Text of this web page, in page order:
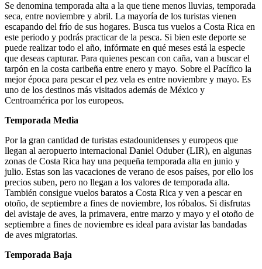
Se denomina temporada alta a la que tiene menos lluvias, temporada
seca, entre noviembre y abril. La mayoría de los turistas vienen
escapando del frío de sus hogares. Busca tus vuelos a Costa Rica en
este periodo y podrás practicar de la pesca. Si bien este deporte se
puede realizar todo el año, infórmate en qué meses está la especie
que deseas capturar. Para quienes pescan con caña, van a buscar el
tarpón en la costa caribeña entre enero y mayo. Sobre el Pacífico la
mejor época para pescar el pez vela es entre noviembre y mayo. Es
uno de los destinos más visitados además de México y
Centroamérica por los europeos.
Temporada Media
Por la gran cantidad de turistas estadounidenses y europeos que
llegan al aeropuerto internacional Daniel Oduber (LIR), en algunas
zonas de Costa Rica hay una pequeña temporada alta en junio y
julio. Estas son las vacaciones de verano de esos países, por ello los
precios suben, pero no llegan a los valores de temporada alta.
También consigue vuelos baratos a Costa Rica y ven a pescar en
otoño, de septiembre a fines de noviembre, los róbalos. Si disfrutas
del avistaje de aves, la primavera, entre marzo y mayo y el otoño de
septiembre a fines de noviembre es ideal para avistar las bandadas
de aves migratorias.
Temporada Baja